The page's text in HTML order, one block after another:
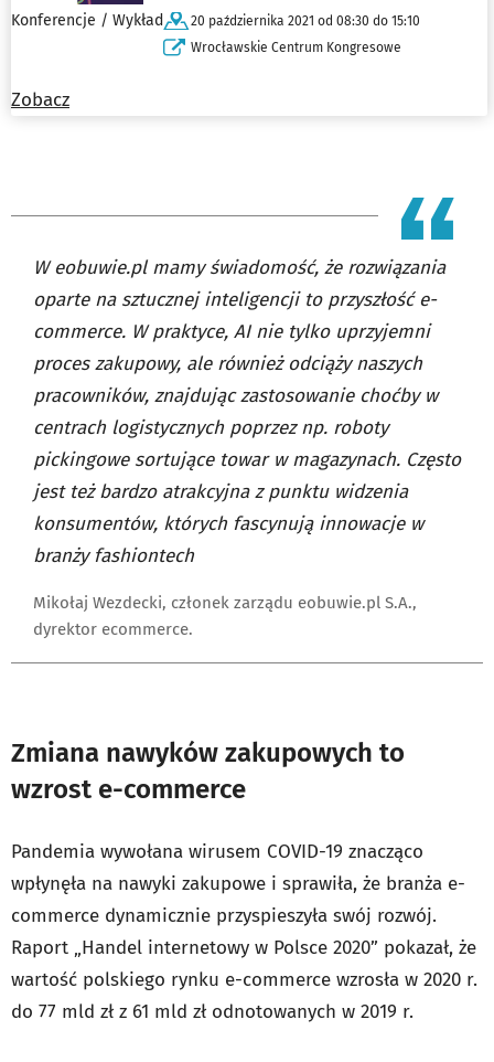
Konferencje / Wykład
20 października 2021 od 08:30 do 15:10
Wrocławskie Centrum Kongresowe
Zobacz
W eobuwie.pl mamy świadomość, że rozwiązania
oparte na sztucznej inteligencji to przyszłość e-
commerce. W praktyce, AI nie tylko uprzyjemni
proces zakupowy, ale również odciąży naszych
pracowników, znajdując zastosowanie choćby w
centrach logistycznych poprzez np. roboty
pickingowe sortujące towar w magazynach. Często
jest też bardzo atrakcyjna z punktu widzenia
konsumentów, których fascynują innowacje w
branży fashiontech
Mikołaj Wezdecki, członek zarządu eobuwie.pl S.A.,
dyrektor ecommerce.
Zmiana nawyków zakupowych to
wzrost e-commerce
Pandemia wywołana wirusem COVID-19 znacząco
wpłynęła na nawyki zakupowe i sprawiła, że branża e-
commerce dynamicznie przyspieszyła swój rozwój.
Raport „Handel internetowy w Polsce 2020” pokazał, że
wartość polskiego rynku e-commerce wzrosła w 2020 r.
do 77 mld zł z 61 mld zł odnotowanych w 2019 r.